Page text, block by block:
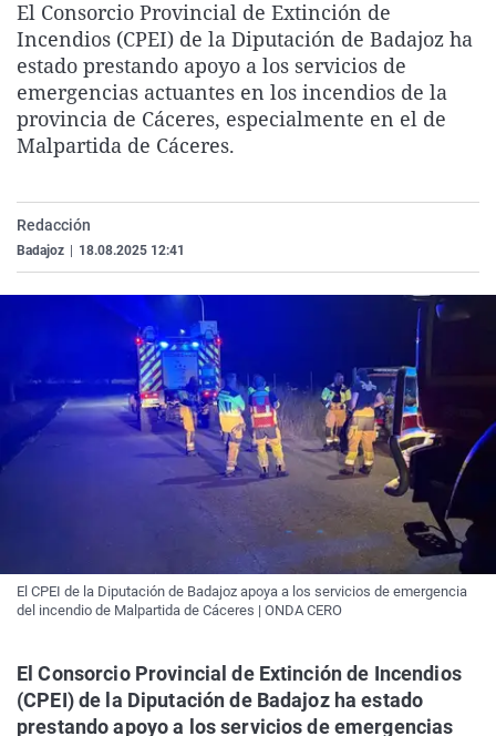
La rosa de los vientos
Gente viajera
Como el perro y el
Caso
Retornados
Equipo de
Extremadura
Galicia
La Rioja
Virales
Televisión
Elecciones
El Consorcio Provincial de Extinción de
Incendios (CPEI) de la Diputación de Badajoz ha
estado prestando apoyo a los servicios de
emergencias actuantes en los incendios de la
provincia de Cáceres, especialmente en el de
Malpartida de Cáceres.
Redacción
Badajoz 18.08.2025 12:41
El CPEI de la Diputación de Badajoz apoya a los servicios de emergencia
del incendio de Malpartida de Cáceres | ONDA CERO
El Consorcio Provincial de Extinción de Incendios
(CPEI) de la Diputación de Badajoz ha estado
prestando apoyo a los servicios de emergencias